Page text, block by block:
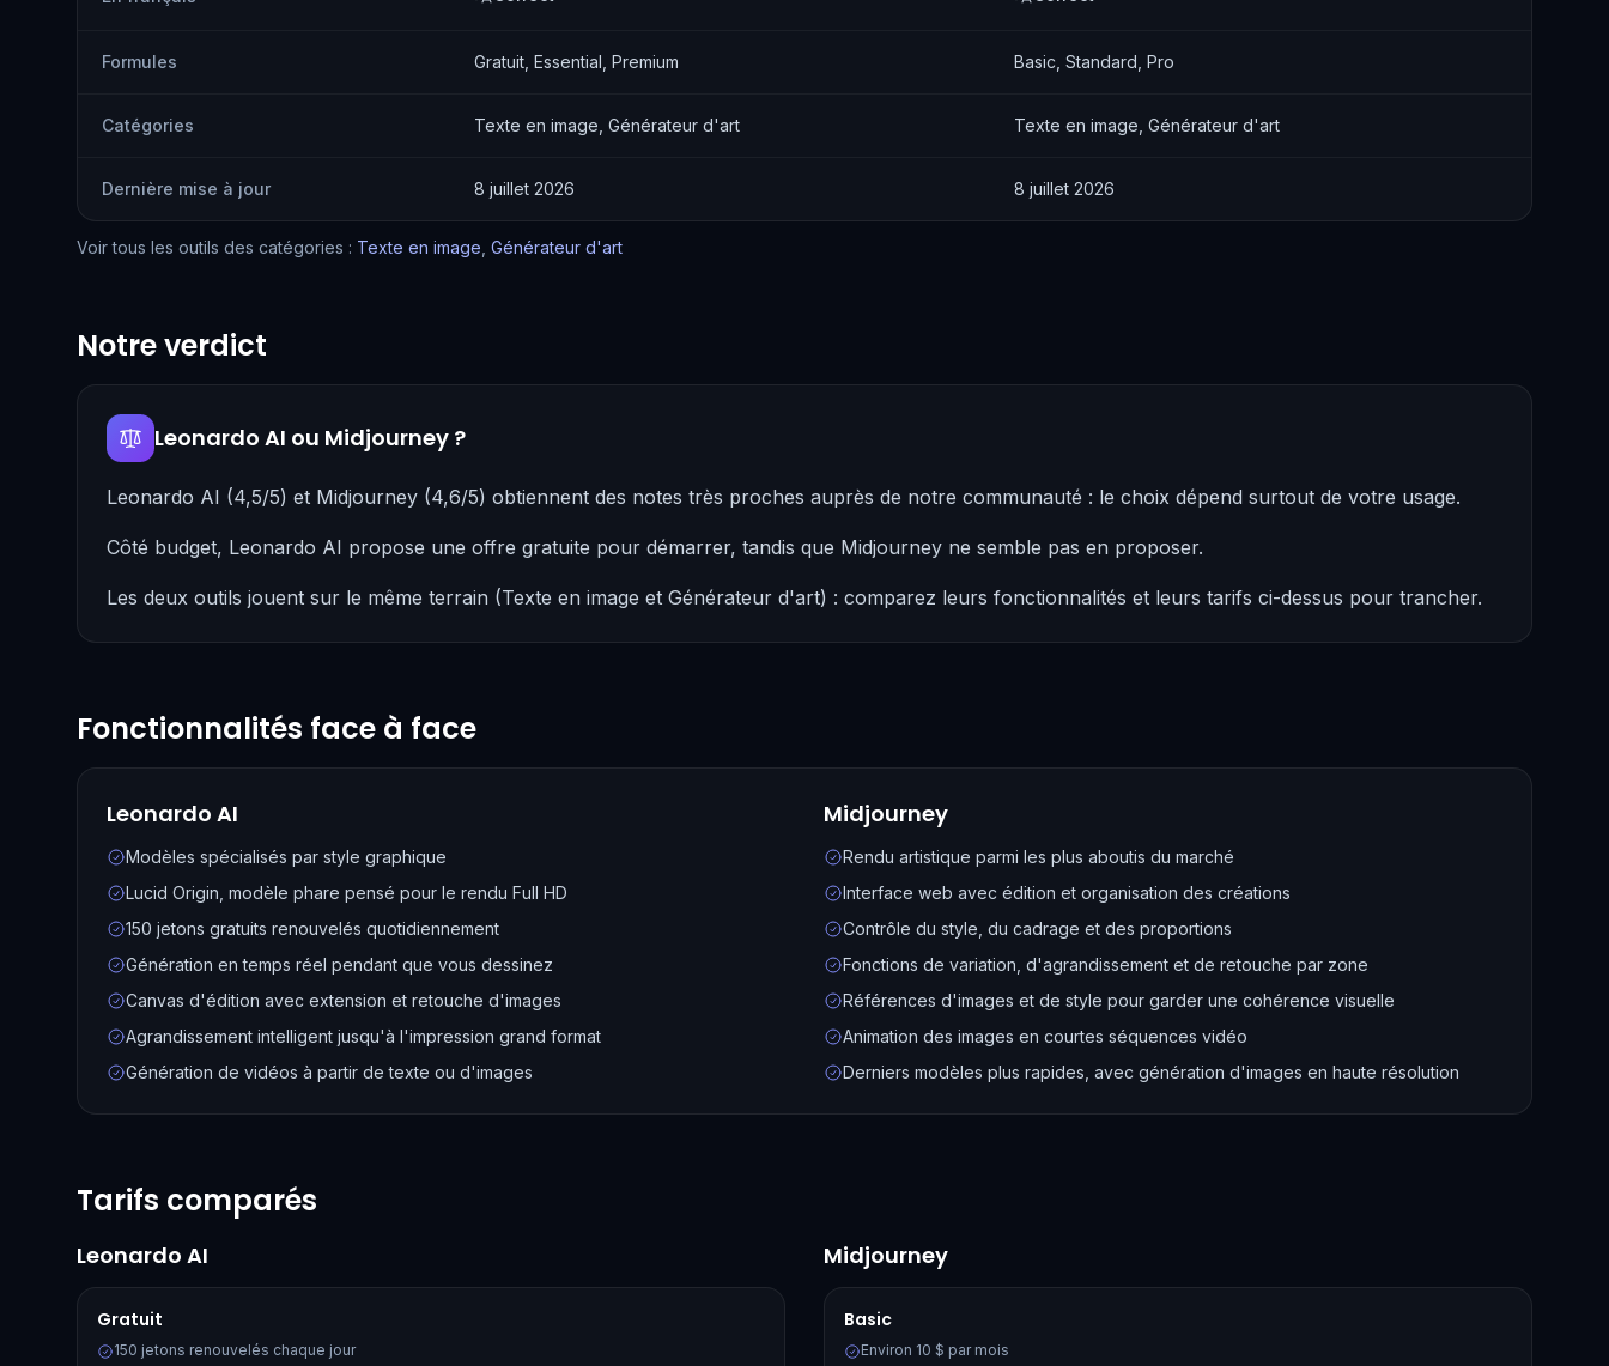
Formules Gratuit, Essential, Premium Basic, Standard, Pro
Catégories Texte en image, Générateur d'art Texte en image, Générateur d'art
Dernière mise à jour 8 juillet 2026 8 juillet 2026
Voir tous les outils des catégories : Texte en image Générateur d'art
Notre verdict
Leonardo AI ou Midjourney ?
Leonardo AI (4,5/5) et Midjourney (4,6/5) obtiennent des notes très proches auprès de notre communauté : le choix dépend surtout de votre usage.
Côté budget, Leonardo AI propose une offre gratuite pour démarrer, tandis que Midjourney ne semble pas en proposer.
Les deux outils jouent sur le même terrain (Texte en image et Générateur d'art) : comparez leurs fonctionnalités et leurs tarifs ci-dessus pour trancher.
Fonctionnalités face à face
Leonardo AI
Modèles spécialisés par style graphique
Lucid Origin, modèle phare pensé pour le rendu Full HD
150 jetons gratuits renouvelés quotidiennement
Génération en temps réel pendant que vous dessinez
Canvas d'édition avec extension et retouche d'images
Agrandissement intelligent jusqu'à l'impression grand format
Génération de vidéos à partir de texte ou d'images
Midjourney
Rendu artistique parmi les plus aboutis du marché
Interface web avec édition et organisation des créations
Contrôle du style, du cadrage et des proportions
Fonctions de variation, d'agrandissement et de retouche par zone
Références d'images et de style pour garder une cohérence visuelle
Animation des images en courtes séquences vidéo
Derniers modèles plus rapides, avec génération d'images en haute résolution
Tarifs comparés
Leonardo AI
Gratuit
150 jetons renouvelés chaque jour
Midjourney
Basic
Environ 10 $ par mois